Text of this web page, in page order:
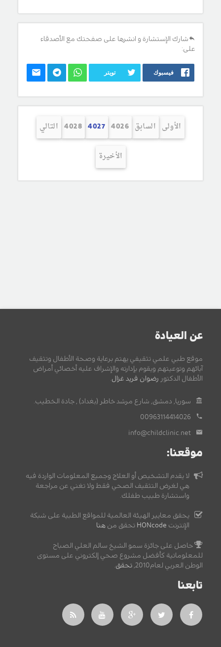
شارك الإستشارة و انشرها على صفحتك مع الأصدقاء
على:
فيسبوك تويتر
الأولى السابق 4026
4027
4028 التالي
الأخيرة
عن العيادة
موقع طبي علمي تثقيفي يهتم برعاية وصحة الأطفال وتثقيف
آبائهم وتوعيتهم ويقوم بإدارته والإشراف عليه أخصائي أمراض
الأطفال الدكتور رضوان فريد غزال.
سوريا, دمشق, شارع مرشد خاطر (بغداد) , جادة الخطيب.
00963114414026
info@childclinic.net
موقعنا:
لا يقدم التشخيص أو العلاج وجميع المعلومات الواردة فيه
هي لغرض التثقيف الصحي فقط ولا تغني عن مراجعة
واستشارة طبيب طفلك.
يحقق معايير الهيئة العالمية للمواقع الطبية على شبكة
الإنترنت HONcode تحقق من هنا
حاصل على جائزة سمو الشيخ سالم العلي الصباح
للمعلوماتية كأفضل مشروع صحي إلكتروني على مستوى
الوطن العربي لعام2010,
تحقق.
تابعنا